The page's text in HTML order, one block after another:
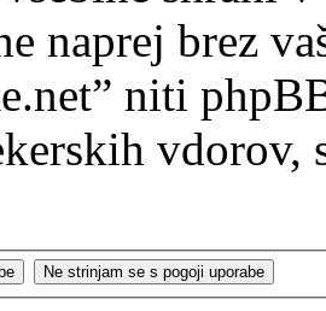
naprej brez
niti